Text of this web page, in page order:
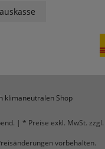
klimaneutralen Shop
| * Preise exkl. MwSt. zzgl.
vorbehalten.